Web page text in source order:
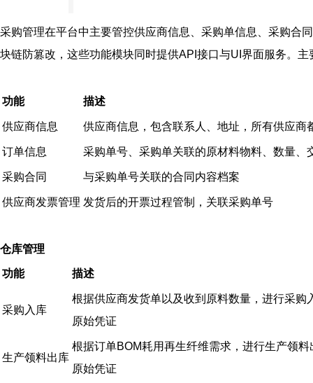
采购管理在平台中主要管控供应商信息、采购单信息、采购合
块链防篡改，这些功能模块同时提供API接口与UI界面服务。主
功能 描述
供应商信息 供应商信息，包含联系人、地址，所有供应商
订单信息 采购单号、采购单关联的原材料物料、数量、
采购合同 与采购单号关联的合同内容档案
供应商发票管理 发货后的开票过程管制，关联采购单号
仓库管理
功能 描述
采购入库
根据供应商发货单以及收到原料数量，进行采购
原始凭证
生产领料出库
根据订单BOM耗用再生纤维需求，进行生产领
原始凭证